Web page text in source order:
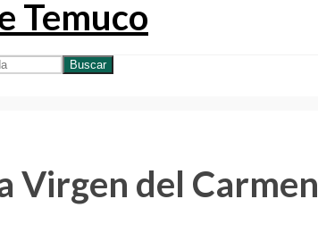
Buscar
Virgen del Carmen